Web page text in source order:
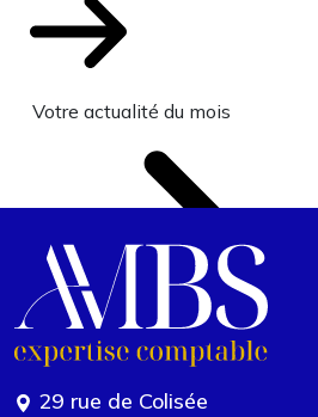
Votre actualité du mois
29 rue de Colisée